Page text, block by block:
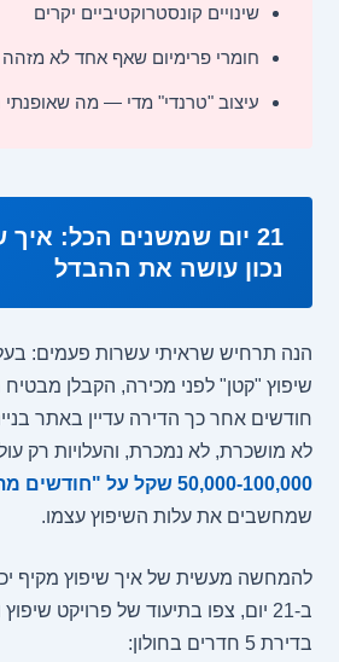
שינויים קונסטרוקטיביים יקרים
חומרי פרימיום שאף אחד לא מזהה
עיצוב "טרנדי" מדי — מה שאופנתי
21 יום שמשנים הכל:
נכון עושה את ההבדל
הנה תרחיש שראיתי עשרות פעמים:
שיפוץ "קטן" לפני מכירה, הקבלן
חודשים אחר כך הדירה עדיין באתר
לא מושכרת, לא נמכרת, והעלויות רק
50,000-100,000 שקל על "חודשים מתים"
שמחשבים את עלות השיפוץ עצמו.
להמחשה מעשית של איך שיפוץ מקיף
ב-21 יום, צפו בתיעוד של פרויקט
בדירת 5 חדרים בחולון: